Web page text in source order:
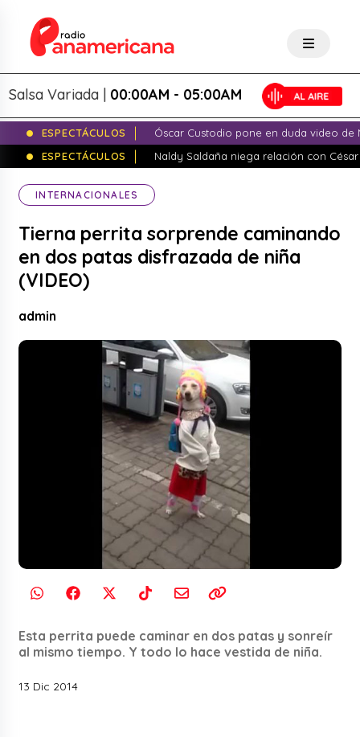
Variada |00:00AM - 05:00AM
ESPECTÁCULOS
Óscar Custodio pone en duda video de
ESPECTÁCULOS
Naldy Saldaña niega relación con
INTERNACIONALES
Tierna perrita sorprende caminando
en dos patas disfrazada de niña
(VIDEO)
admin
Esta perrita puede caminar en dos patas y sonreír
al mismo tiempo. Y todo lo hace vestida de niña.
13 Dic 2014